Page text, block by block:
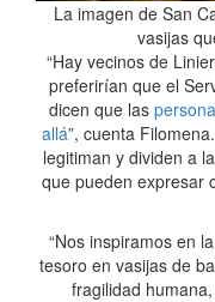
La imagen de San
vasijas
“Hay vecinos de
preferirían que el
dicen que las
allá”, cuenta
legitiman y dividen a
que pueden expresar
“Nos inspiramos en
tesoro en vasijas de
fragilidad